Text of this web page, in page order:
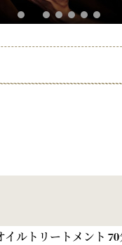
イルトリートメント